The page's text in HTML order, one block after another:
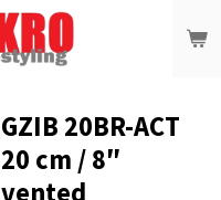
GZIB 20BR-ACT
20 cm / 8″
vented